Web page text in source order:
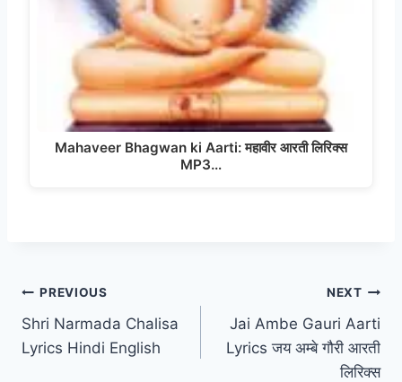
Mahaveer Bhagwan ki Aarti: महावीर आरती लिरिक्स
MP3…
Post
navigation
PREVIOUS
Shri Narmada Chalisa
Lyrics Hindi English
NEXT
Jai Ambe Gauri Aarti
Lyrics जय अम्बे गौरी आरती
लिरिक्स